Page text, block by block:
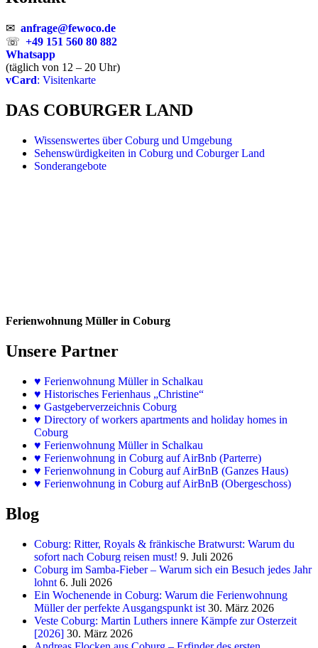
✉ anfrage@fewoco.de
☏ +49 151 560 80 882
Whatsapp
(täglich von 12 – 20 Uhr)
vCard: Visitenkarte
DAS COBURGER LAND
Wissenswertes über Coburg und Umgebung
Sehenswürdigkeiten in Coburg und Coburger Land
Sonderangebote
Ferienwohnung Müller in Coburg
Unsere Partner
♥ Ferienwohnung Müller in Schalkau
♥ Historisches Ferienhaus „Christine“
♥ Gastgeberverzeichnis Coburg
♥ Directory of workers apartments and holiday homes in
Coburg
♥ Ferienwohnung Müller in Schalkau
♥ Ferienwohnung in Coburg auf AirBnb (Parterre)
♥ Ferienwohnung in Coburg auf AirBnB (Ganzes Haus)
♥ Ferienwohnung in Coburg auf AirBnB (Obergeschoss)
Blog
Coburg: Ritter, Royals & fränkische Bratwurst: Warum du
sofort nach Coburg reisen must! 9. Juli 2026
Coburg im Samba-Fieber – Warum sich ein Besuch jedes Jahr
lohnt 6. Juli 2026
Ein Wochenende in Coburg: Warum die Ferienwohnung
Müller der perfekte Ausgangspunkt ist 30. März 2026
Veste Coburg: Martin Luthers innere Kämpfe zur Osterzeit
[2026] 30. März 2026